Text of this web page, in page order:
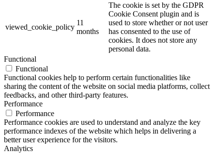
viewed_cookie_policy
11
months
The cookie is set by the GDPR
Cookie Consent plugin and is
used to store whether or not user
has consented to the use of
cookies. It does not store any
personal data.
Functional
Functional
Functional cookies help to perform certain functionalities like
sharing the content of the website on social media platforms, collect
feedbacks, and other third-party features.
Performance
Performance
Performance cookies are used to understand and analyze the key
performance indexes of the website which helps in delivering a
better user experience for the visitors.
Analytics